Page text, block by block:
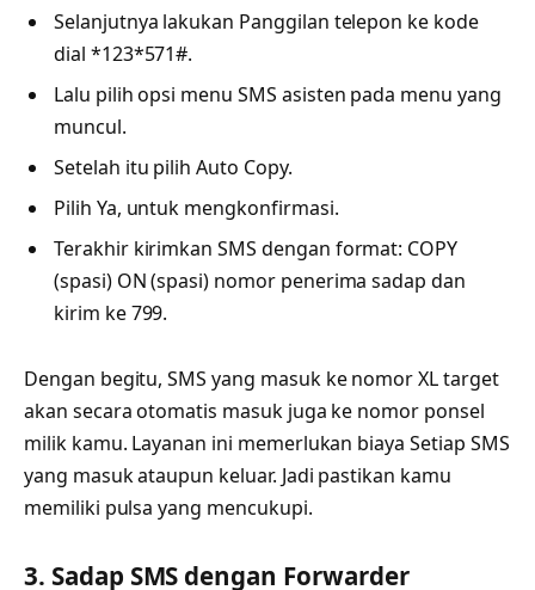
Selanjutnya lakukan Panggilan telepon ke kode
dial *123*571#.
Lalu pilih opsi menu SMS asisten pada menu yang
muncul.
Setelah itu pilih Auto Copy.
Pilih Ya, untuk mengkonfirmasi.
Terakhir kirimkan SMS dengan format: COPY
(spasi) ON (spasi) nomor penerima sadap dan
kirim ke 799.
Dengan begitu, SMS yang masuk ke nomor XL target
akan secara otomatis masuk juga ke nomor ponsel
milik kamu. Layanan ini memerlukan biaya Setiap SMS
yang masuk ataupun keluar. Jadi pastikan kamu
memiliki pulsa yang mencukupi.
3. Sadap SMS dengan Forwarder